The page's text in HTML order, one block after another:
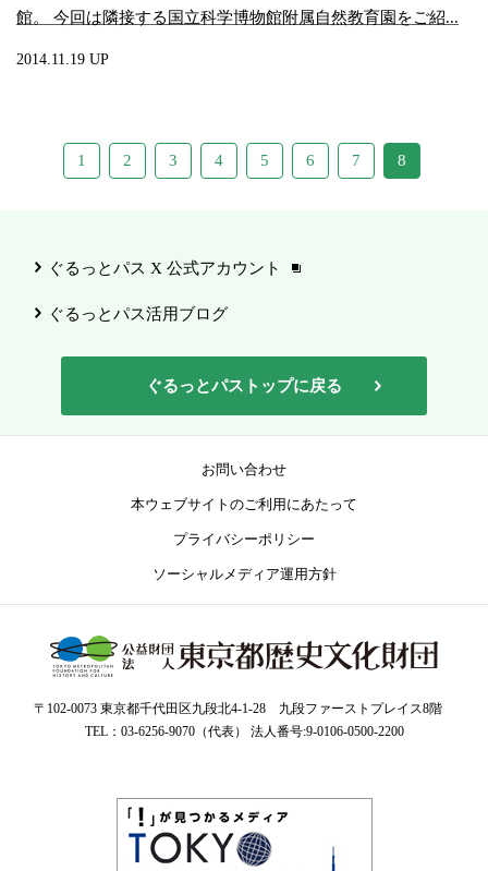
館。 今回は隣接する国立科学博物館附属自然教育園をご紹...
2014.11.19 UP
1 2 3 4 5 6 7 8
ぐるっとパス X 公式アカウント
ぐるっとパス活用ブログ
ぐるっとパストップに戻る
お問い合わせ
本ウェブサイトのご利用にあたって
プライバシーポリシー
ソーシャルメディア運用方針
〒102-0073 東京都千代田区九段北4-1-28 九段ファーストプレイス8階
TEL：03-6256-9070（代表） 法人番号:9-0106-0500-2200